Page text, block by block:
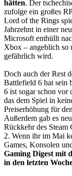
hätten. Der
zufolge ein großes
Lord of the Rings
Jahrzehnt in einer
Microsoft enthüllt
Xbox – angeblich so
gefährlich wird.
Doch auch der Rest
Battlefield 6 hat sein
6 ist sogar schon vor
das dem Spiel in
Preiserhöhung für
Außerdem gab es
Rückkehr des
2. Wenn ihr im Mai
Games, Konsolen
Gaming Digest mit
in den letzten